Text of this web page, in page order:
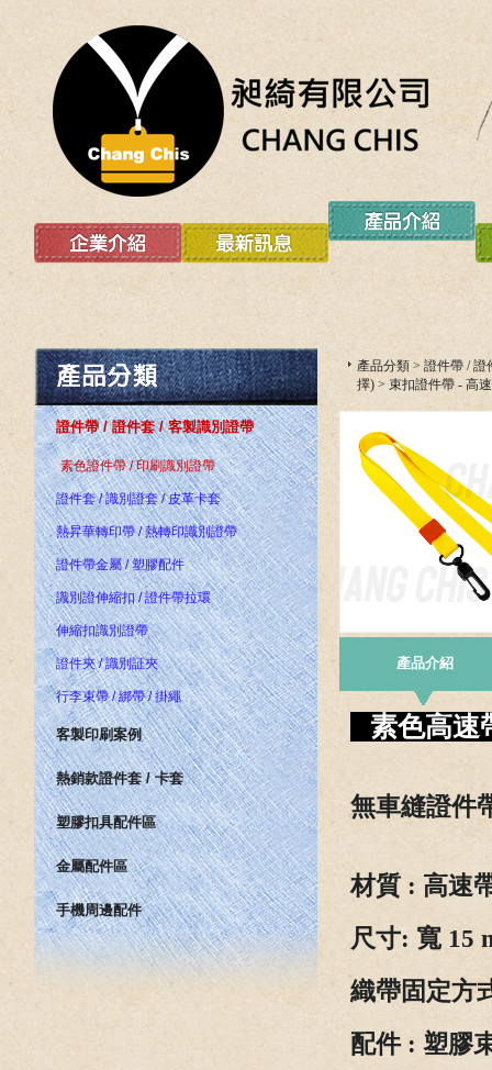
證件帶 / 證件套 / 客製識別證帶
素色證件帶 / 印刷識別證帶
證件套 / 識別證套 / 皮革卡套
熱昇華轉印帶 / 熱轉印識別證帶
證件帶金屬 / 塑膠配件
識別證伸縮扣 / 證件帶拉環
伸縮扣識別證帶
證件夾 / 識別証夾
行李束帶 / 綁帶 / 掛繩
客製印刷案例
熱銷款證件套 / 卡套
塑膠扣具配件區
金屬配件區
手機周邊配件
產品分類 > 證件帶 / 證
擇) > 束扣證件帶 - 高
產品介紹
素色高速
無車縫證件
材質 : 高速
尺寸: 寬 15
織帶固定方
配件 : 塑膠